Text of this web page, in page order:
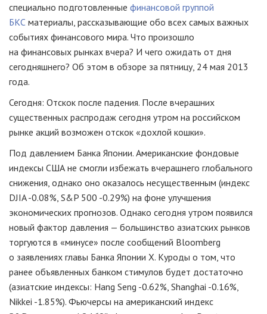
специально подготовленные финансовой группой
БКС материалы, рассказывающие обо всех самых важных
событиях финансового мира. Что произошло
на финансовых рынках вчера? И чего ожидать от дня
сегодняшнего? Об этом в обзоре за пятницу, 24 мая 2013
года.
Сегодня: Отскок после падения. После вчерашних
существенных распродаж сегодня утром на российском
рынке акций возможен отскок «дохлой кошки».
Под давлением Банка Японии. Американские фондовые
индексы США не смогли избежать вчерашнего глобального
снижения, однако оно оказалось несущественным (индекс
DJIA -0.08%, S&P 500 -0.29%) на фоне улучшения
экономических прогнозов. Однако сегодня утром появился
новый фактор давления — большинство азиатских рынков
торгуются в «минусе» после сообщений Bloomberg
o заявлениях главы Банка Японии Х. Куроды о том, что
ранее объявленных банком стимулов будет достаточно
(азиатские индексы: Hang Seng -0.62%, Shanghai -0.16%,
Nikkei -1.85%). Фьючерсы на американский индекс